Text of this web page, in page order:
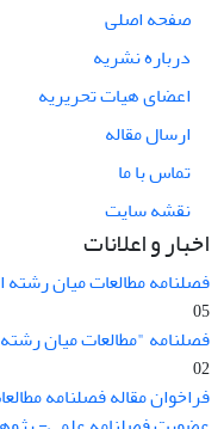
صفحه اصلی
درباره نشریه
اعضای هیات تحریریه
ارسال مقاله
تماس با ما
نقشه سایت
اخبار و اعلانات
فصلنامه مطالعات میان رشته
05
فصلنامه "مطالعات میان
02
فراخوان مقاله فصلنامه